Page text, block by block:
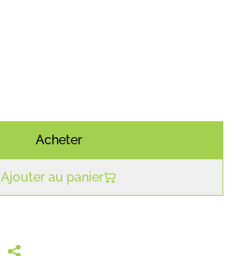
Acheter
Ajouter au panier